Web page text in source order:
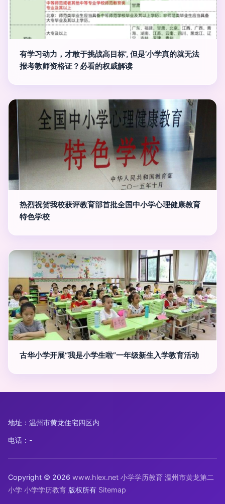
有学习动力，才敢于挑战高目标', 但是’小学真的就无法
报考教师资格证？必看的权威解读
热烈祝贺我校获评教育部首批全国中小学心理健康教育
特色学校
古华小学开展“我是小学生啦”一年级新生入学教育活动
地址：温州市黄龙住宅四区内
电话：-
Copyright © 2026 www.hlex.net 小学学历教育 温州市黄龙第二
小学 小学学历教育 版权所有 Sitemap